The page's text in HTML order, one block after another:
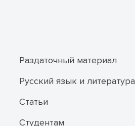
Раздаточный материал
Русский язык и литература
Статьи
Студентам